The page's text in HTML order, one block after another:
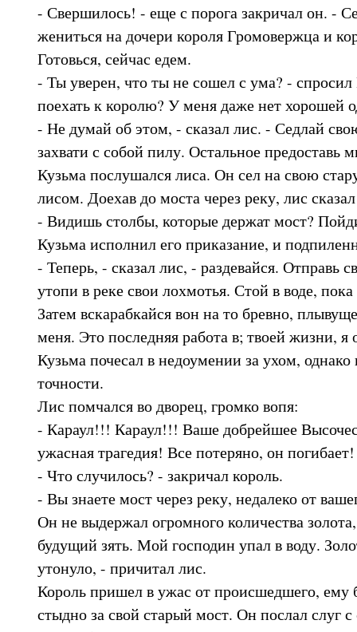
- Свершилось! - еще с порога закричал он. -
жениться на дочери короля Громовержца и
Готовься, сейчас едем.
- Ты уверен, что ты не сошел с ума? -
поехать к королю? У меня даже нет хорошей
- Не думай об этом, - сказал лис. - Седлай
захвати с собой пилу. Остальное предоставь
Кузьма послушался лиса. Он сел на свою
лисом. Доехав до моста через реку, лис
- Видишь столбы, которые держат мост?
Кузьма исполнил его приказание, и
- Теперь, - сказал лис, - раздевайся. Отправь
утопи в реке свои лохмотья. Стой в воде,
Затем вскарабкайся вон на то бревно,
меня. Это последняя работа в; твоей жизни, я
Кузьма почесал в недоумении за ухом, однако
точности.
Лис помчался во дворец, громко вопя:
- Караул!!! Караул!!! Ваше добрейшее
ужасная трагедия! Все потеряно, он погибает!
- Что случилось? - закричал король.
- Вы знаете мост через реку, недалеко от
Он не выдержал огромного количества
будущий зять. Мой господин упал в воду.
утонуло, - причитал лис.
Король пришел в ужас от происшедшего, ему
стыдно за свой старый мост. Он послал слуг